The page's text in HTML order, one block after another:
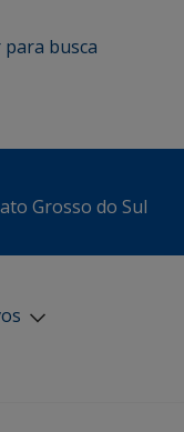
para busca
Grosso do Sul